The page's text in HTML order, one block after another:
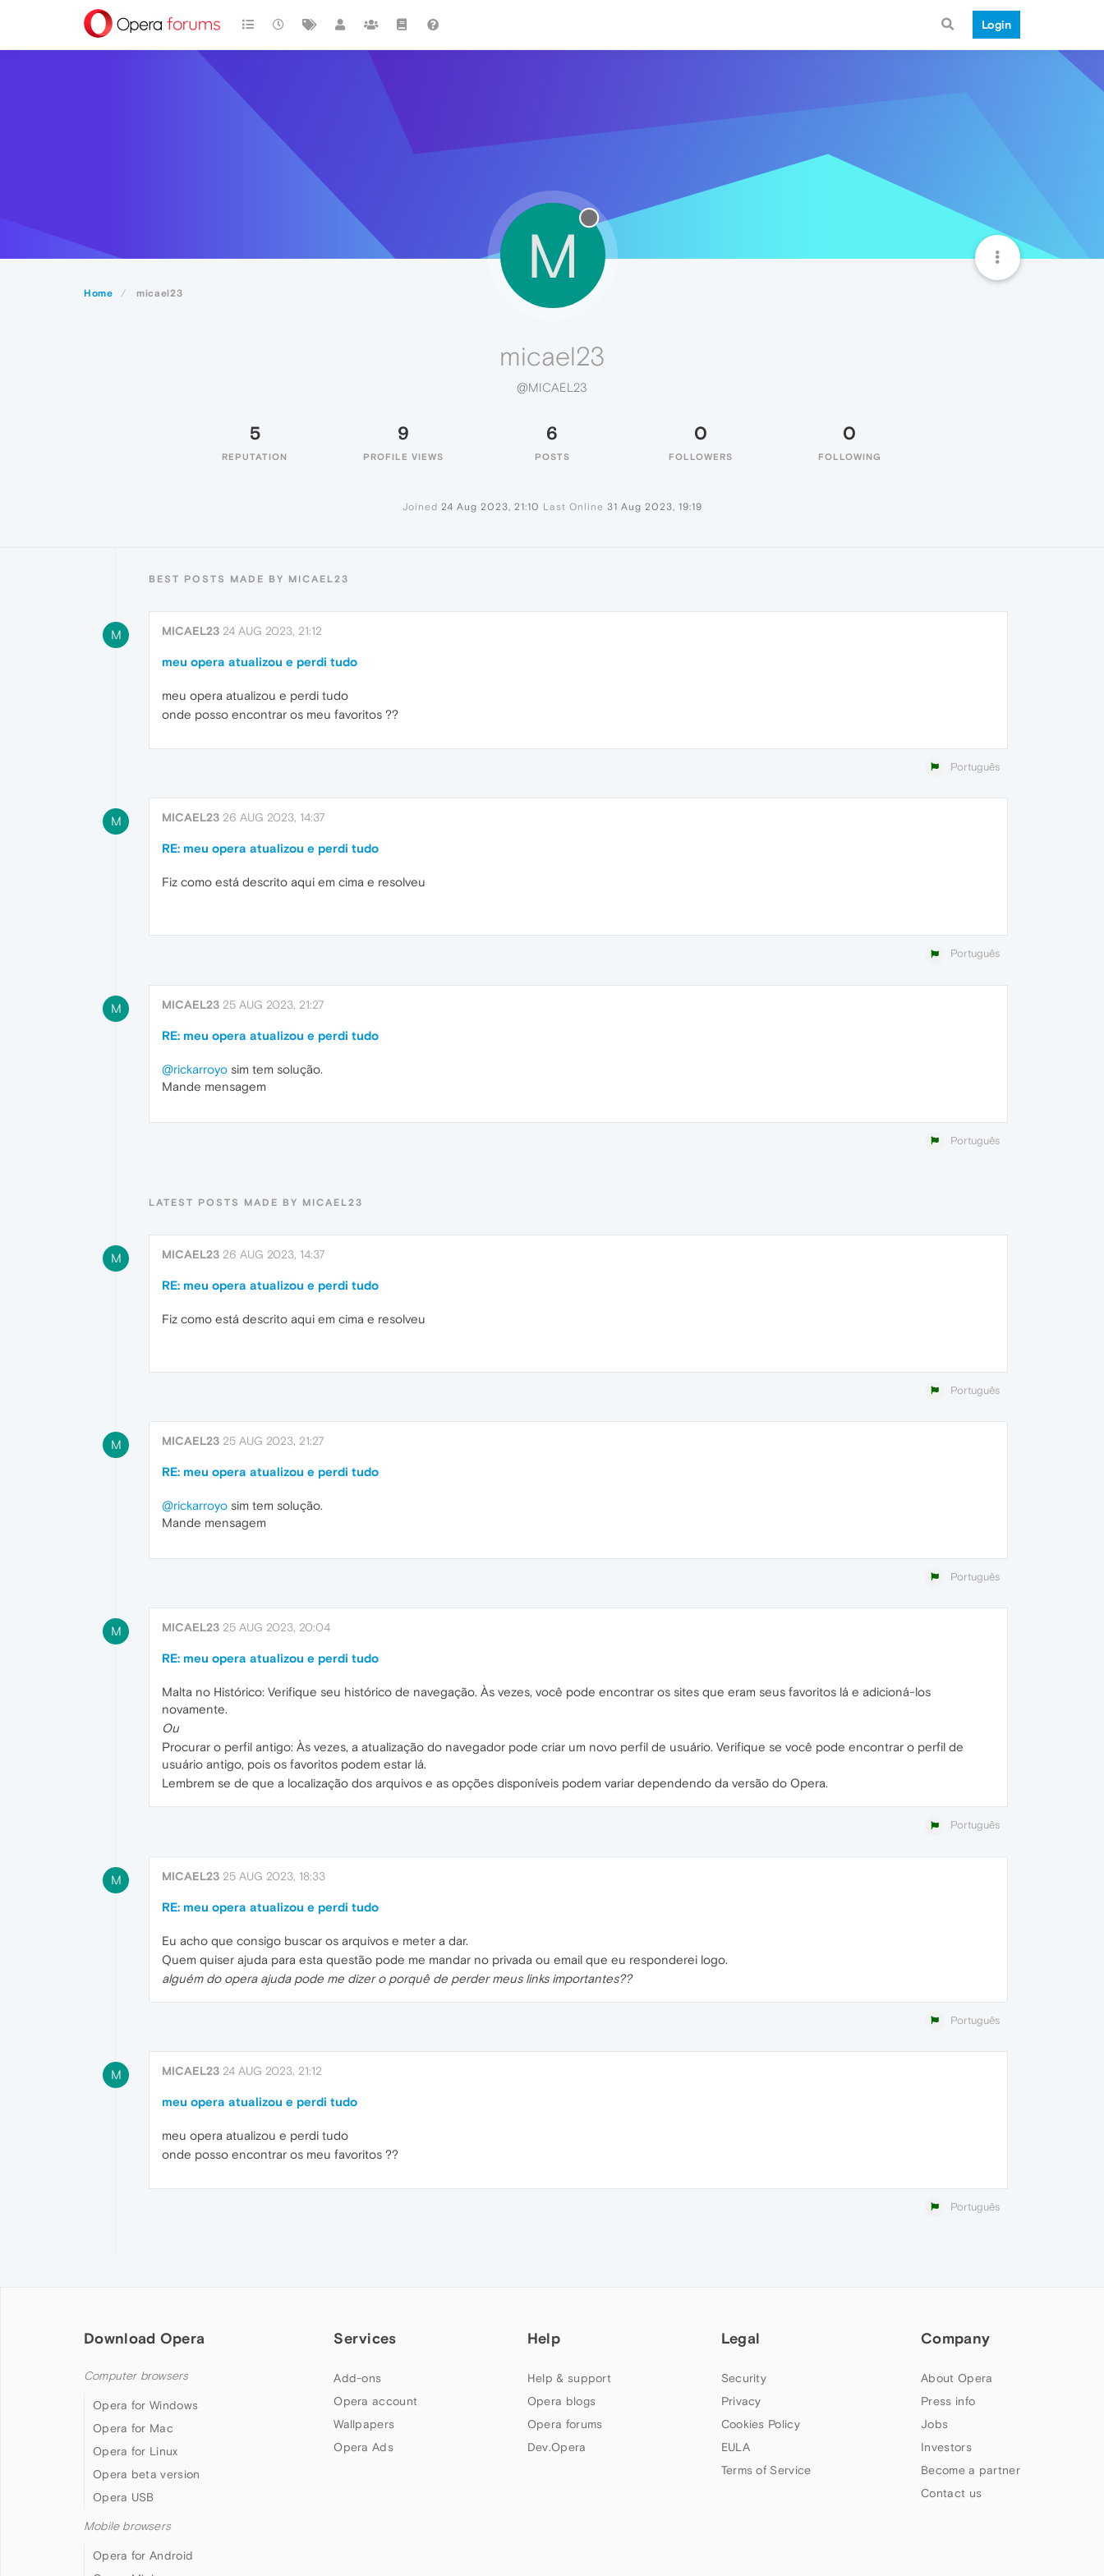
Login
Home micael23
M
micael23
@MICAEL23
5
REPUTATION
9
PROFILE VIEWS
6
POSTS
0
FOLLOWERS
0
FOLLOWING
Joined 24 Aug 2023, 21:10 Last Online 31 Aug 2023, 19:19
BEST POSTS MADE BY MICAEL23
M MICAEL23 24 AUG 2023, 21:12
meu opera atualizou e perdi tudo
meu opera atualizou e perdi tudo
onde posso encontrar os meu favoritos ??
Português
M MICAEL23 26 AUG 2023, 14:37
RE: meu opera atualizou e perdi tudo
Fiz como está descrito aqui em cima e resolveu
Português
M MICAEL23 25 AUG 2023, 21:27
RE: meu opera atualizou e perdi tudo
@rickarroyo sim tem solução.
Mande mensagem
Português
LATEST POSTS MADE BY MICAEL23
M MICAEL23 26 AUG 2023, 14:37
RE: meu opera atualizou e perdi tudo
Fiz como está descrito aqui em cima e resolveu
Português
M MICAEL23 25 AUG 2023, 21:27
RE: meu opera atualizou e perdi tudo
@rickarroyo sim tem solução.
Mande mensagem
Português
M MICAEL23 25 AUG 2023, 20:04
RE: meu opera atualizou e perdi tudo
Malta no Histórico: Verifique seu histórico de navegação. Às vezes, você pode encontrar os sites que eram seus favoritos lá e adicioná-los
novamente.
Ou
Procurar o perfil antigo: Às vezes, a atualização do navegador pode criar um novo perfil de usuário. Verifique se você pode encontrar o perfil de
usuário antigo, pois os favoritos podem estar lá.
Lembrem se de que a localização dos arquivos e as opções disponíveis podem variar dependendo da versão do Opera.
Português
M MICAEL23 25 AUG 2023, 18:33
RE: meu opera atualizou e perdi tudo
Eu acho que consigo buscar os arquivos e meter a dar.
Quem quiser ajuda para esta questão pode me mandar no privada ou email que eu responderei logo.
alguém do opera ajuda pode me dizer o porquê de perder meus links importantes??
Português
M MICAEL23 24 AUG 2023, 21:12
meu opera atualizou e perdi tudo
meu opera atualizou e perdi tudo
onde posso encontrar os meu favoritos ??
Português
Download Opera
Computer browsers
Opera for Windows
Opera for Mac
Opera for Linux
Opera beta version
Opera USB
Mobile browsers
Opera for Android
Services
Add-ons
Opera account
Wallpapers
Opera Ads
Help
Help & support
Opera blogs
Opera forums
Dev.Opera
Legal
Security
Privacy
Cookies Policy
EULA
Terms of Service
Company
About Opera
Press info
Jobs
Investors
Become a partner
Contact us